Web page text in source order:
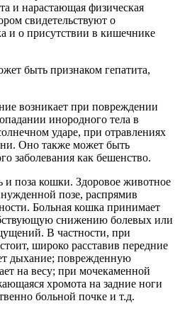
и нарастающая физическая
свидетельствуют о
и о присутствии в кишечнике
быть признаком гепатита,
возникает при повреждении
инородного тела в
ударе, при отравлениях
Оно также может быть
заболевания как бешенство.
и поза кошки. Здоровое животное
позе, распрямив
Больная кошка принимает
снижению болевых или
В частности, при
широко расставив передние
дыхание; поврежденную
на весу; при мочекаменной
хромота на задние ноги
больной почке и т.д.